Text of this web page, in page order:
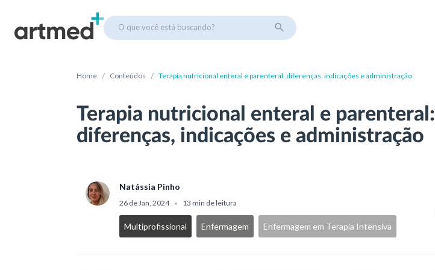
O que você está buscando?
Home / Conteúdos / Terapia nutricional enteral e parenteral: diferenças, indicações e administração
Terapia nutricional enteral e parenteral:
diferenças, indicações e administração
Natássia Pinho
26 de Jan, 2024 • 13 min de leitura
Multiprofissional Enfermagem Enfermagem em Terapia Intensiva